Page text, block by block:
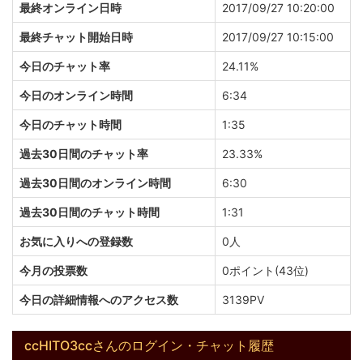
最終オンライン日時 2017/09/27 10:20:00
最終チャット開始日時 2017/09/27 10:15:00
今日のチャット率 24.11%
今日のオンライン時間 6:34
今日のチャット時間 1:35
過去30日間のチャット率 23.33%
過去30日間のオンライン時間 6:30
過去30日間のチャット時間 1:31
お気に入りへの登録数 0人
今月の投票数 0ポイント(43位)
今日の詳細情報へのアクセス数 3139PV
ccHITO3ccさんのログイン・チャット履歴